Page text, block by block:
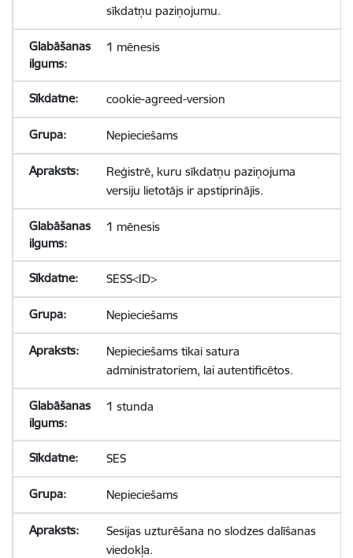
sīkdatņu paziņojumu.
1 mēnesis
cookie-agreed-version
Nepieciešams
Reģistrē, kuru sīkdatņu paziņojuma
versiju lietotājs ir apstiprinājis.
1 mēnesis
SESS<ID>
Nepieciešams
Nepieciešams tikai satura
administratoriem, lai autentificētos.
1 stunda
SES
Nepieciešams
Sesijas uzturēšana no slodzes dalīšanas
viedokļa.